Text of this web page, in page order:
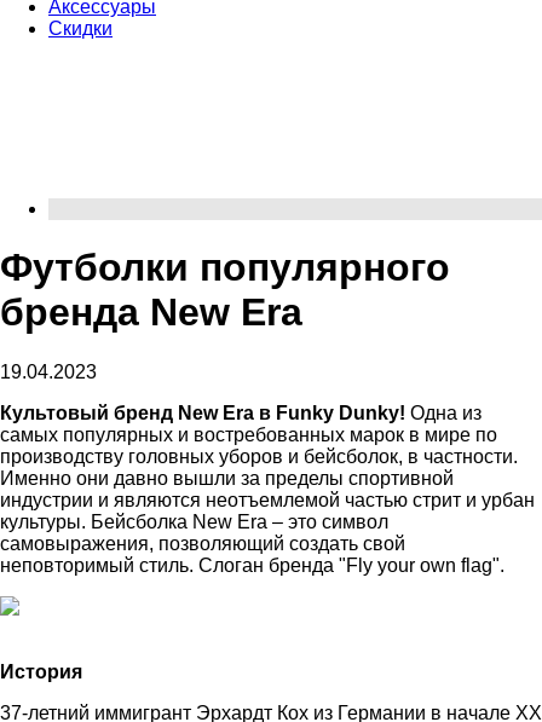
Аксессуары
Скидки
Футболки популярного
бренда New Era
19.04.2023
Культовый бренд New Era в Funky Dunky! Одна из
самых популярных и востребованных марок в мире по
производству головных уборов и бейсболок, в частности.
Именно они давно вышли за пределы спортивной
индустрии и являются неотъемлемой частью стрит и урбан
культуры. Бейсболка New Era – это символ
самовыражения, позволяющий создать свой
неповторимый стиль. Слоган бренда "Fly your own flag".
История
37-летний иммигрант Эрхардт Кох из Германии в начале XX